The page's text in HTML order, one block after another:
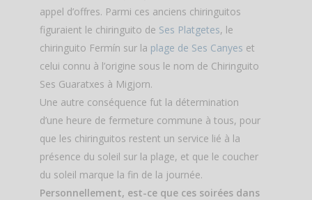
appel d’offres. Parmi ces anciens chiringuitos
figuraient le chiringuito de Ses Platgetes, le
chiringuito Fermín sur la plage de Ses Canyes et
celui connu à l’origine sous le nom de Chiringuito
Ses Guaratxes à Migjorn.
Une autre conséquence fut la détermination
d’une heure de fermeture commune à tous, pour
que les chiringuitos restent un service lié à la
présence du soleil sur la plage, et que le coucher
du soleil marque la fin de la journée.
Personnellement, est-ce que ces soirées dans